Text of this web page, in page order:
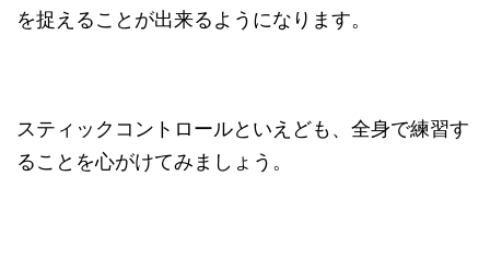
を捉えることが出来るようになります。
スティックコントロールといえども、全身で練習す
ることを心がけてみましょう。